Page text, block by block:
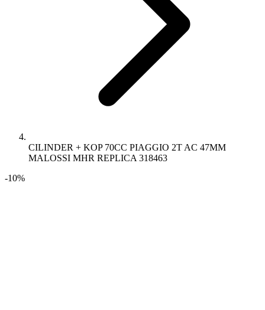
CILINDER + KOP 70CC PIAGGIO 2T AC 47MM
MALOSSI MHR REPLICA 318463
-10%